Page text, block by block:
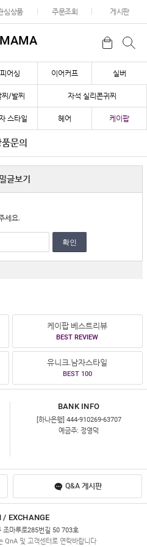
심상품 주문조회 게시판
피어싱 이어커프 실버
찌/발찌 자석 실리콘귀찌
스타일 헤어 케이팝
문의
글보기
세요.
확인
케이팝 베스트리뷰
BEST REVIEW
유니크.남자스타일
BEST 100
BANK INFO
[하나은행] 444-910269-63707
예금주: 정영덕
Q&A 게시판
/ EXCHANGE
조마루로285번길 50 703호
QnA 및 고객센터로 연락바랍니다